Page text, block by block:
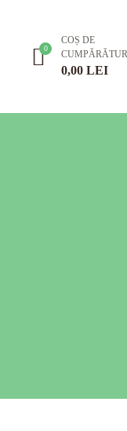
COȘ DE
0,00 LEI